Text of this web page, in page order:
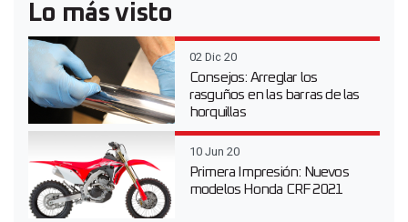
Lo más visto
02 Dic 20
Consejos: Arreglar los
rasguños en las barras de las
horquillas
10 Jun 20
Primera Impresión: Nuevos
modelos Honda CRF 2021